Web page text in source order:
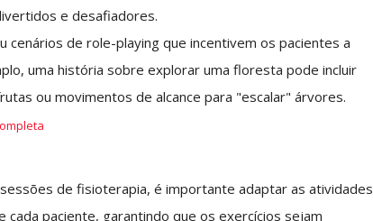
e desafiadores.
cenários de role-playing que incentivem os pacientes a
uma história sobre explorar uma floresta pode incluir
ou movimentos de alcance para "escalar" árvores.
de fisioterapia, é importante adaptar as atividades
cada paciente, garantindo que os exercícios sejam